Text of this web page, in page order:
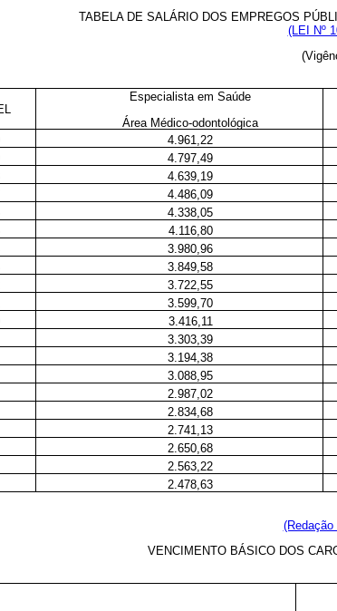
TABELA DE SALÁRIO DOS EMPREGOS
(LEI Nº
Especialista em Saúde
Área Médico-odontológica
4.961,22
4.797,49
4.639,19
4.486,09
4.338,05
4.116,80
3.980,96
3.849,58
3.722,55
3.599,70
3.416,11
3.303,39
3.194,38
3.088,95
2.987,02
2.834,68
2.741,13
2.650,68
2.563,22
2.478,63
(Redação
VENCIMENTO BÁSICO DOS